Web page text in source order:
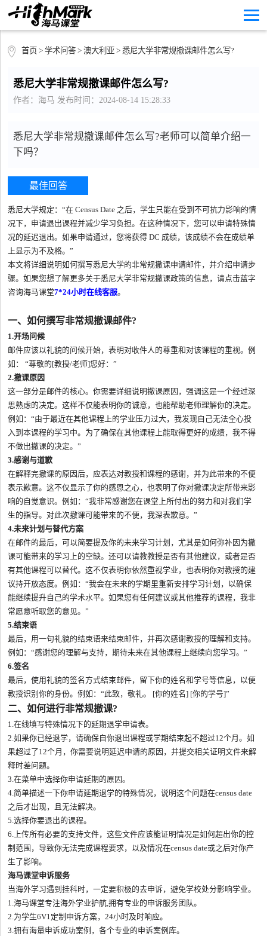
首页 > 学术问答> 澳大利亚 > 悉尼大学非常规撤课邮件怎么写?
悉尼大学非常规撤课邮件怎么写?
作者：海马 发布时间：2024-08-14 15:28:33
悉尼大学非常规撤课邮件怎么写?老师可以简单介绍一
下吗？
最佳回答
悉尼大学规定：“在 Census Date 之后，学生只能在受到不可抗力影响的情
况下，申请退出课程并减少学习负担。在这种情况下，您可以申请特殊情
况的延迟退出。如果申请通过，您将获得 DC 成绩，该成绩不会在成绩单
上显示为不及格。”
本文将详细说明如何撰写悉尼大学的非常规撤课申请邮件，并介绍申请步
骤。如果您想了解更多关于悉尼大学非常规撤课政策的信息，请点击蓝字
咨询海马课堂7*24小时在线客服。
一、如何撰写非常规撤课邮件?
1.开场问候
邮件应该以礼貌的问候开始，表明对收件人的尊重和对该课程的重视。例
如： “尊敬的[教授/老师]您好：”
2.撤课原因
这一部分是邮件的核心。你需要详细说明撤课原因，强调这是一个经过深
思熟虑的决定。这样不仅能表明你的诚意，也能帮助老师理解你的决定。
例如：“由于最近在其他课程上的学业压力过大，我发现自己无法全心投
入到本课程的学习中。为了确保在其他课程上能取得更好的成绩，我不得
不做出撤课的决定。”
3.感谢与道歉
在解释完撤课的原因后，应表达对教授和课程的感谢，并为此带来的不便
表示歉意。这不仅显示了你的感恩之心，也表明了你对撤课决定所带来影
响的自觉意识。例如：“我非常感谢您在课堂上所付出的努力和对我们学
生的指导。对此次撤课可能带来的不便，我深表歉意。”
4.未来计划与替代方案
在邮件的最后，可以简要提及你的未来学习计划，尤其是如何弥补因为撤
课可能带来的学习上的空缺。还可以请教教授是否有其他建议，或者是否
有其他课程可以替代。这不仅表明你依然重视学业，也表明你对教授的建
议持开放态度。例如：“我会在未来的学期里重新安排学习计划，以确保
能继续提升自己的学术水平。如果您有任何建议或其他推荐的课程，我非
常愿意听取您的意见。”
5.结束语
最后，用一句礼貌的结束语来结束邮件，并再次感谢教授的理解和支持。
例如：“感谢您的理解与支持，期待未来在其他课程上继续向您学习。”
6.签名
最后，使用礼貌的签名方式结束邮件，留下你的姓名和学号等信息，以便
教授识别你的身份。例如：“此致，敬礼。 [你的姓名] [你的学号]”
二、如何进行非常规撤课?
1.在线填写特殊情况下的延期退学申请表。
2.如果你已经退学，请确保自你退出课程或学期结束起不超过12个月。如
果超过了12个月，你需要说明延迟申请的原因，并提交相关证明文件来解
释时差问题。
3.在菜单中选择你申请延期的原因。
4.简单描述一下你申请延期退学的特殊情况，说明这个问题在census date
之后才出现，且无法解决。
5.选择你要退出的课程。
6.上传所有必要的支持文件，这些文件应该能证明情况是如何超出你的控
制范围，导致你无法完成课程要求，以及情况在census date或之后对你产
生了影响。
海马课堂申诉服务
当海外学习遇到挂科时，一定要积极的去申诉，避免学校处分影响学业。
1.海马课堂专注海外学业护航,拥有专业的申诉服务团队。
2.为学生6V1定制申诉方案，24小时及时响应。
3.拥有海量申诉成功案例，各个专业的申诉案例库。